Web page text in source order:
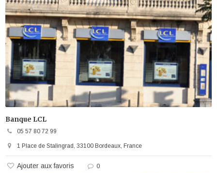
Banque LCL
05 57 80 72 99
1 Place de Stalingrad, 33100 Bordeaux, France
Ajouter aux favoris 0